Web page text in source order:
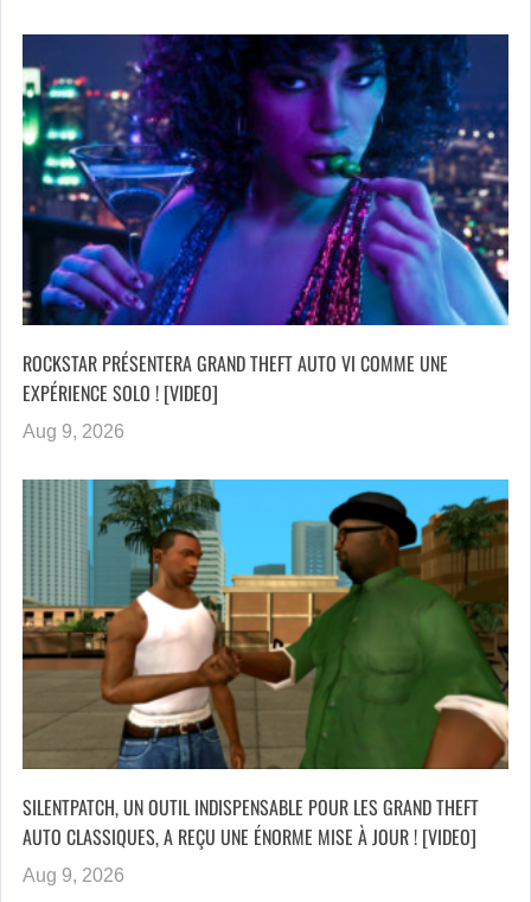
ROCKSTAR PRÉSENTERA GRAND THEFT AUTO VI COMME UNE
EXPÉRIENCE SOLO ! [VIDEO]
Aug 9, 2026
SILENTPATCH, UN OUTIL INDISPENSABLE POUR LES GRAND THEFT
AUTO CLASSIQUES, A REÇU UNE ÉNORME MISE À JOUR ! [VIDEO]
Aug 9, 2026